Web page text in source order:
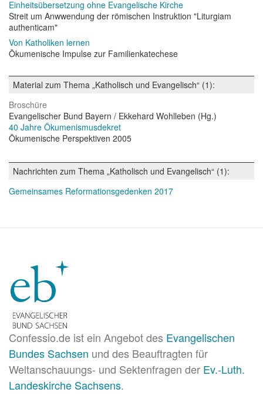
Einheitsübersetzung ohne Evangelische Kirche
Streit um Anwwendung der römischen Instruktion "Liturgiam
authenticam"
Von Katholiken lernen
Ökumenische Impulse zur Familienkatechese
Material zum Thema „Katholisch und Evangelisch“ (1):
Broschüre
Evangelischer Bund Bayern / Ekkehard Wohlleben (Hg.)
40 Jahre Ökumenismusdekret
Ökumenische Perspektiven 2005
Nachrichten zum Thema „Katholisch und Evangelisch“ (1):
Gemeinsames Reformationsgedenken 2017
Confessio.de ist ein Angebot des Evangelischen
Bundes Sachsen und des Beauftragten für
Weltanschauungs- und Sektenfragen der Ev.-Luth.
Landeskirche Sachsens.